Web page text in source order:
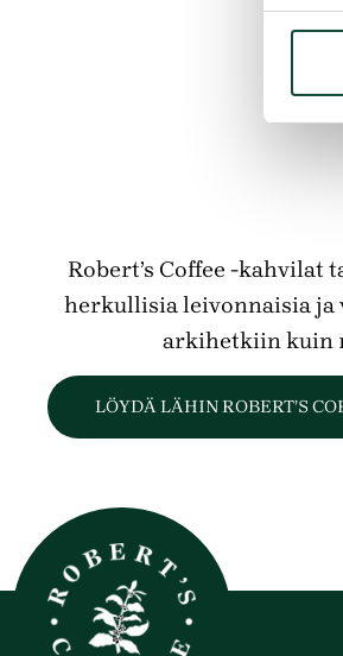
Robert’s Coffee -
herkullisia leivonnaisia
arkihetkiin kuin
LÖYDÄ LÄHIN ROBERT’S